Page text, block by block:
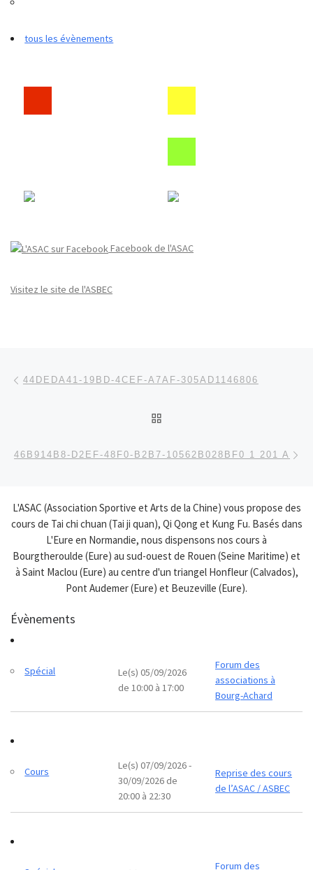
tous les évènements
Facebook de l'ASAC
Visitez le site de l'ASBEC
Parcourir les articles
44DEDA41-19BD-4CEF-A7AF-305AD1146806
46B914B8-D2EF-48F0-B2B7-10562B028BF0 1 201 A
L'ASAC (Association Sportive et Arts de la Chine) vous propose des
cours de Tai chi chuan (Tai ji quan), Qi Qong et Kung Fu. Basés dans
L'Eure en Normandie, nous dispensons nos cours à
Bourgtheroulde (Eure) au sud-ouest de Rouen (Seine Maritime) et
à Saint Maclou (Eure) au centre d'un triangel Honfleur (Calvados),
Pont Audemer (Eure) et Beuzeville (Eure).
Évènements
Spécial
Le(s) 05/09/2026
de 10:00 à 17:00
Forum des
associations à
Bourg-Achard
Cours
Le(s) 07/09/2026 -
30/09/2026 de
20:00 à 22:30
Reprise des cours
de l’ASAC / ASBEC
Forum des